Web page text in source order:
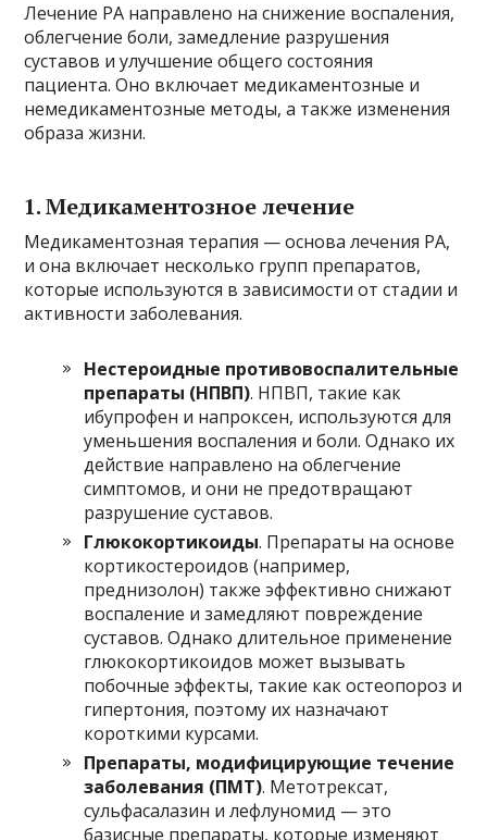
Лечение РА направлено на снижение воспаления,
облегчение боли, замедление разрушения
суставов и улучшение общего состояния
пациента. Оно включает медикаментозные и
немедикаментозные методы, а также изменения
образа жизни.
1. Медикаментозное лечение
Медикаментозная терапия — основа лечения РА,
и она включает несколько групп препаратов,
которые используются в зависимости от стадии и
активности заболевания.
Нестероидные противовоспалительные
препараты (НПВП). НПВП, такие как
ибупрофен и напроксен, используются для
уменьшения воспаления и боли. Однако их
действие направлено на облегчение
симптомов, и они не предотвращают
разрушение суставов.
Глюкокортикоиды. Препараты на основе
кортикостероидов (например,
преднизолон) также эффективно снижают
воспаление и замедляют повреждение
суставов. Однако длительное применение
глюкокортикоидов может вызывать
побочные эффекты, такие как остеопороз и
гипертония, поэтому их назначают
короткими курсами.
Препараты, модифицирующие течение
заболевания (ПМТ). Метотрексат,
сульфасалазин и лефлуномид — это
базисные препараты, которые изменяют